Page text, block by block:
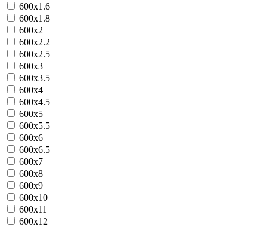
600х1.6
600х1.8
600х2
600х2.2
600х2.5
600х3
600х3.5
600х4
600х4.5
600х5
600х5.5
600х6
600х6.5
600х7
600х8
600х9
600х10
600х11
600х12